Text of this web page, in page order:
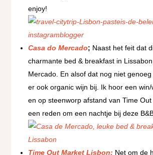
enjoy!
Casa do Mercado; Naast het feit dat
charmante bed & breakfast in
Mercado. En alsof dat nog niet
er ook organic wijn bij. Ik hoor een win/
en op steenworp afstand van Time
een reden om een nachtje bij deze
Time Out Market Lisbon; Net om de